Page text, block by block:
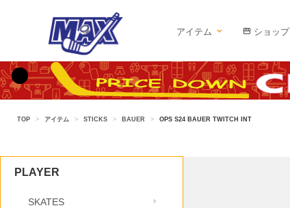
アイテム ショップ
TOP > アイテム > STICKS > BAUER > OPS S24 BAUER TWITCH INT
PLAYER
SKATES